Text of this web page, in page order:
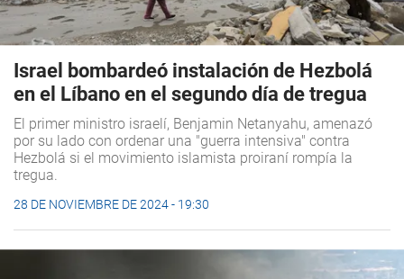
Israel bombardeó instalación de Hezbolá
en el Líbano en el segundo día de tregua
El primer ministro israelí, Benjamin Netanyahu, amenazó
por su lado con ordenar una "guerra intensiva" contra
Hezbolá si el movimiento islamista proiraní rompía la
tregua.
28 DE NOVIEMBRE DE 2024 - 19:30